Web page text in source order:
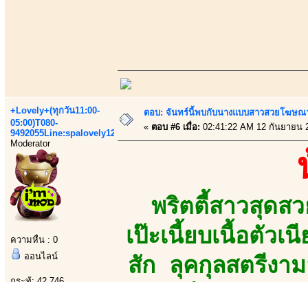
+Lovely+(ทุกวัน11:00-
05:00)T080-
9492055Line:spalovely123
Moderator
ความหื่น : 0
ออนไลน์
ตอบ: จันทร์นี้พบกับนางแบบสาวสวยโฆษ
« ตอบ #6 เมื่อ: 02:41:22 AM 12 กันยายน
พริตตี้สาวสุดส
เป๊ะเนี้ยบเนื้อตัวเ
สัก ลุคกุลสตรีงา